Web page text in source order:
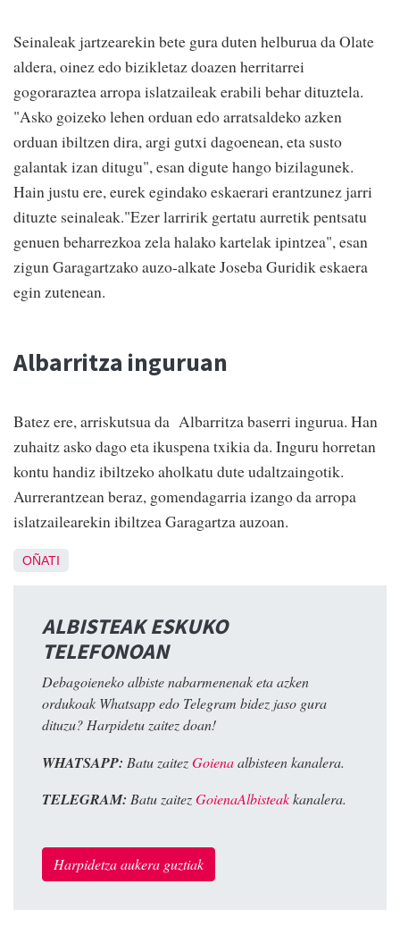
Seinaleak jartzearekin bete gura duten helburua da Olate
aldera, oinez edo bizikletaz doazen herritarrei
gogoraraztea arropa islatzaileak erabili behar dituztela.
"Asko goizeko lehen orduan edo arratsaldeko azken
orduan ibiltzen dira, argi gutxi dagoenean, eta susto
galantak izan ditugu", esan digute hango bizilagunek.
Hain justu ere, eurek egindako eskaerari erantzunez jarri
dituzte seinaleak."Ezer larririk gertatu aurretik pentsatu
genuen beharrezkoa zela halako kartelak ipintzea", esan
zigun Garagartzako auzo-alkate Joseba Guridik eskaera
egin zutenean.
Albarritza inguruan
Batez ere, arriskutsua da Albarritza baserri ingurua. Han
zuhaitz asko dago eta ikuspena txikia da. Inguru horretan
kontu handiz ibiltzeko aholkatu dute udaltzaingotik.
Aurrerantzean beraz, gomendagarria izango da arropa
islatzailearekin ibiltzea Garagartza auzoan.
OÑATI
ALBISTEAK ESKUKO
TELEFONOAN
Debagoieneko albiste nabarmenenak eta azken
ordukoak Whatsapp edo Telegram bidez jaso gura
dituzu? Harpidetu zaitez doan!
WHATSAPP: Batu zaitezGoienaalbisteen kanalera.
TELEGRAM: Batu zaitezGoienaAlbisteakkanalera.
Harpidetza aukera guztiak